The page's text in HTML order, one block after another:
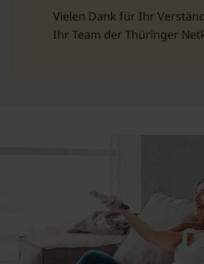
Vielen Dank für Ihr
Ihr Team der Thüringer